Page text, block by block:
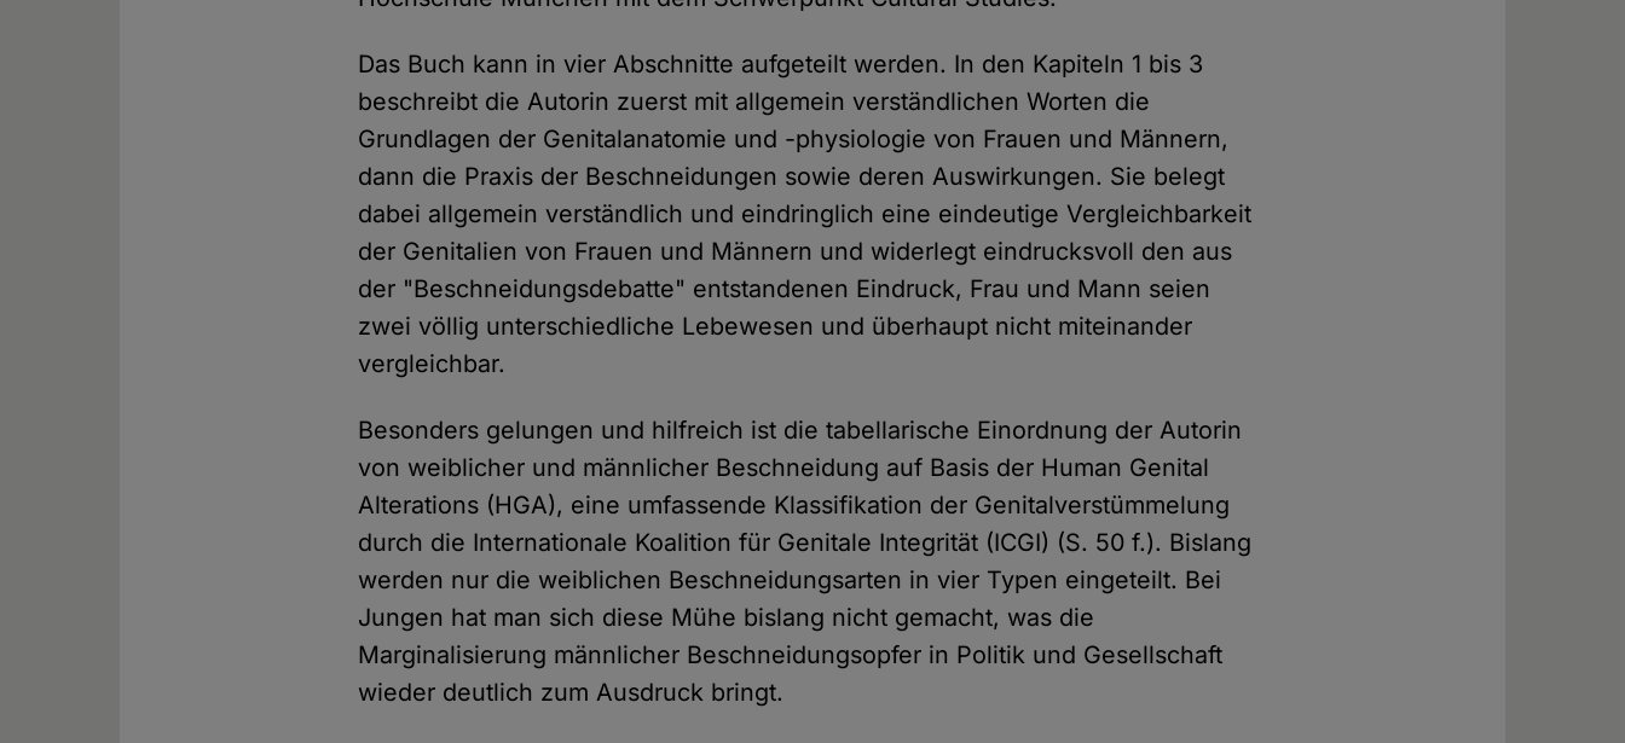
Das Buch kann in vier Abschnitte aufgeteilt werden. In den Kapiteln 1 bis 3
beschreibt die Autorin zuerst mit allgemein verständlichen Worten die
Grundlagen der Genitalanatomie und -physiologie von Frauen und Männern,
dann die Praxis der Beschneidungen sowie deren Auswirkungen. Sie belegt
dabei allgemein verständlich und eindringlich eine eindeutige Vergleichbarkeit
der Genitalien von Frauen und Männern und widerlegt eindrucksvoll den aus
der "Beschneidungsdebatte" entstandenen Eindruck, Frau und Mann seien
zwei völlig unterschiedliche Lebewesen und überhaupt nicht miteinander
vergleichbar.
Besonders gelungen und hilfreich ist die tabellarische Einordnung der Autorin
von weiblicher und männlicher Beschneidung auf Basis der Human Genital
Alterations (HGA), eine umfassende Klassifikation der Genitalverstümmelung
durch die Internationale Koalition für Genitale Integrität (ICGI) (S. 50 f.). Bislang
werden nur die weiblichen Beschneidungsarten in vier Typen eingeteilt. Bei
Jungen hat man sich diese Mühe bislang nicht gemacht, was die
Marginalisierung männlicher Beschneidungsopfer in Politik und Gesellschaft
wieder deutlich zum Ausdruck bringt.